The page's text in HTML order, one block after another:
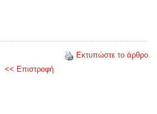
Εκτυπώστε το άρθρο
<< Επιστροφή